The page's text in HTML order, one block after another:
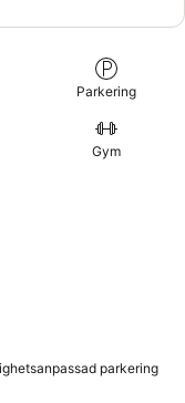
Parkering
Gym
parkering